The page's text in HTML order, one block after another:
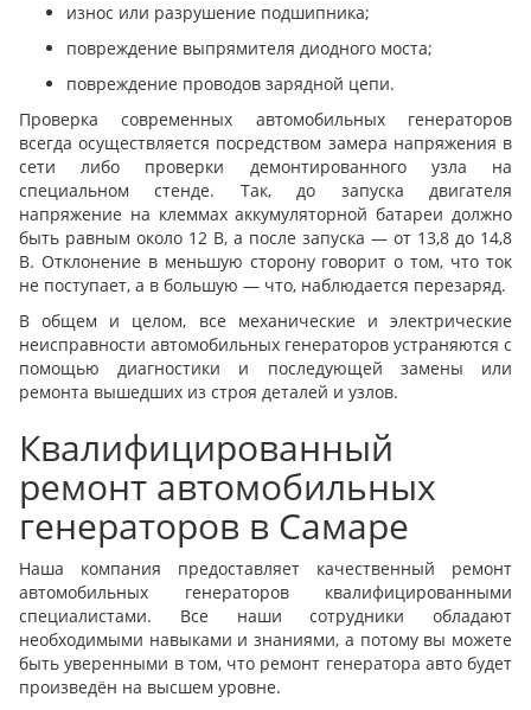
износ или разрушение подшипника;
повреждение выпрямителя диодного моста;
повреждение проводов зарядной цепи.
Проверка современных автомобильных генераторов
всегда осуществляется посредством замера напряжения в
сети либо проверки демонтированного узла на
специальном стенде. Так, до запуска двигателя
напряжение на клеммах аккумуляторной батареи должно
быть равным около 12 В, а после запуска — от 13,8 до 14,8
В. Отклонение в меньшую сторону говорит о том, что ток
не поступает, а в большую — что, наблюдается перезаряд.
В общем и целом, все механические и электрические
неисправности автомобильных генераторов устраняются с
помощью диагностики и последующей замены или
ремонта вышедших из строя деталей и узлов.
Квалифицированный
ремонт автомобильных
генераторов в Самаре
Наша компания предоставляет качественный ремонт
автомобильных генераторов квалифицированными
специалистами. Все наши сотрудники обладают
необходимыми навыками и знаниями, а потому вы можете
быть уверенными в том, что ремонт генератора авто будет
произведён на высшем уровне.